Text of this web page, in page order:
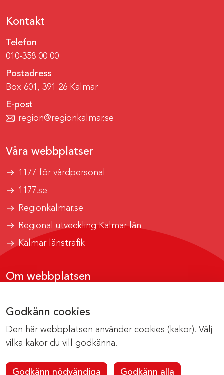
Godkänn cookies
Den här webbplatsen använder cookies (kakor). Välj
vilka kakor du vill godkänna.
Godkänn nödvändiga Godkänn alla
Kontakt
Telefon
010-358 00 00
Postadress
Box 601, 391 26 Kalmar
E-post
region@regionkalmar.se
Våra webbplatser
1177 för vårdpersonal
1177.se
Regionkalmar.se
Regional utveckling Kalmar län
Kalmar länstrafik
Om webbplatsen
Om cookies
Kontakta webbredaktionen